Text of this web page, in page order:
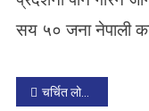
सय ५० जना नेपाली
P
चर्चित लोकगायक जयनन्द लामा बित्नुभयो